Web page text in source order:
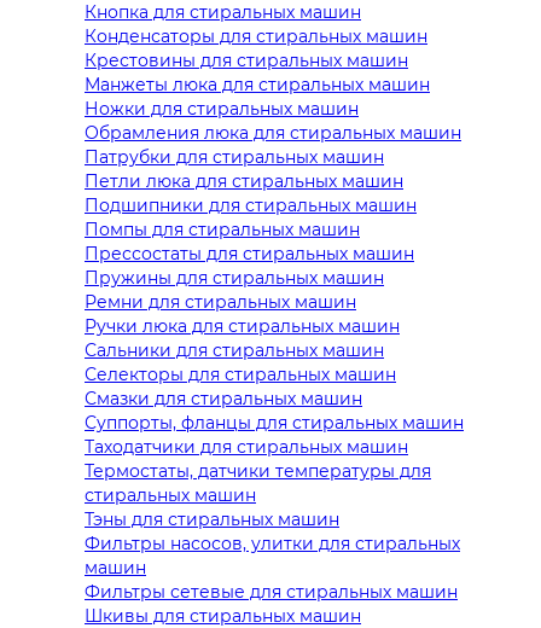
Кнопка для стиральных машин
Конденсаторы для стиральных машин
Крестовины для стиральных машин
Манжеты люка для стиральных машин
Ножки для стиральных машин
Обрамления люка для стиральных машин
Патрубки для стиральных машин
Петли люка для стиральных машин
Подшипники для стиральных машин
Помпы для стиральных машин
Прессостаты для стиральных машин
Пружины для стиральных машин
Ремни для стиральных машин
Ручки люка для стиральных машин
Сальники для стиральных машин
Селекторы для стиральных машин
Смазки для стиральных машин
Суппорты, фланцы для стиральных машин
Таходатчики для стиральных машин
Термостаты, датчики температуры для
стиральных машин
Тэны для стиральных машин
Фильтры насосов, улитки для стиральных
машин
Фильтры сетевые для стиральных машин
Шкивы для стиральных машин